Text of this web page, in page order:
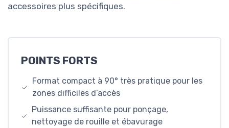
accessoires plus spécifiques.
POINTS FORTS
Format compact à 90° très pratique pour les
zones difficiles d’accès
Puissance suffisante pour ponçage,
nettoyage de rouille et ébavurage